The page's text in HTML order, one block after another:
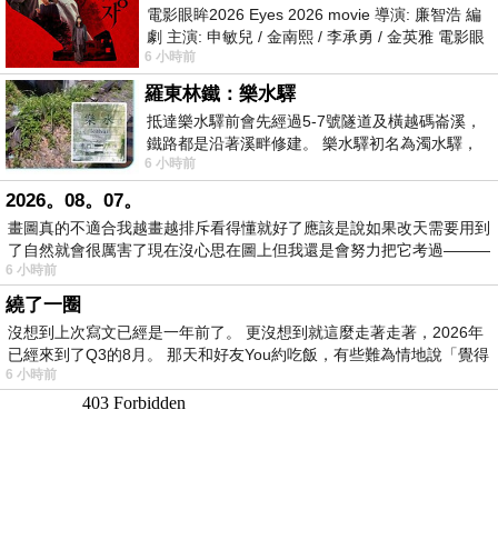
電影眼眸2026 Eyes 2026 movie 導演: 廉智浩 編
劇 主演: 申敏兒 / 金南熙 / 李承勇 / 金英雅 電影眼
眸2026描述攝影師徐珍因遺
6 小時前
羅東林鐵：樂水驛
抵達樂水驛前會先經過5-7號隧道及橫越碼崙溪，
鐵路都是沿著溪畔修建。 樂水驛初名為濁水驛，
但因與臺鐵集集線車站同名，於1953
6 小時前
2026。08。07。
畫圖真的不適合我越畫越排斥看得懂就好了應該是說如果改天需要用到
了自然就會很厲害了現在沒心思在圖上但我還是會努力把它考過———
6 小時前
繞了一圈
沒想到上次寫文已經是一年前了。 更沒想到就這麼走著走著，2026年
已經來到了Q3的8月。 那天和好友You約吃飯，有些難為情地說「覺得
6 小時前